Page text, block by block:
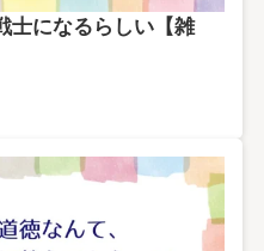
士になるらしい【雑